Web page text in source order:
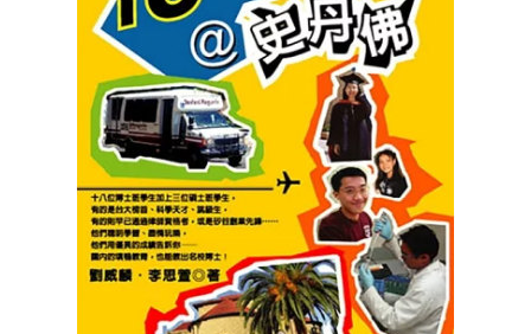
居家生活 3C家電 運動休閒
男裝 化妝保養
日本購物 電子/紙本書
HOT